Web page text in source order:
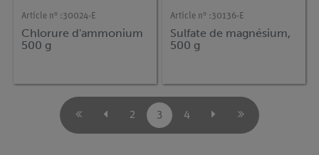
Article n° :30024-E
Chlorure d'ammonium
500 g
Article n° :30136-E
Sulfate de magnésium,
500 g
2 3 4